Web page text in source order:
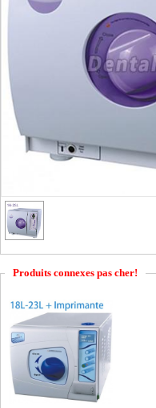
Produits connexes pas cher!